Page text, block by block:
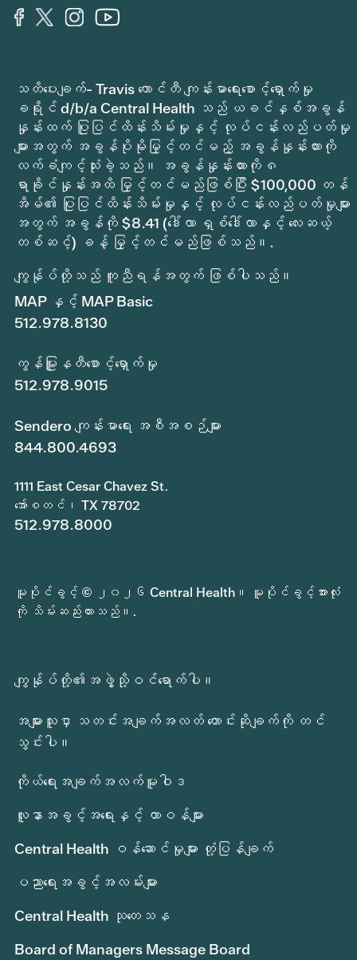
သတိပေးချက်- Travis ကောင်တီ ကျန်းမာရေးစောင့်ရှောက်မှု
ခရိုင် d/b/a Central Health သည် ယခင်နှစ်အခွန်
နှုန်းထက် ပြုပြင်ထိန်းသိမ်းမှုနှင့် လုပ်ငန်းလည်ပတ်မှု
များအတွက် အခွန်ပိုမိုမြှင့်တင်မည့် အခွန်နှုန်းထားကို
လက်ခံကျင့်သုံးခဲ့သည်။ အခွန်နှုန်းထားကို ၈
ရာခိုင်နှုန်းအထိ မြှင့်တင်မည်ဖြစ်ပြီး $100,000 တန်
အိမ်၏ ပြုပြင်ထိန်းသိမ်းမှုနှင့် လုပ်ငန်းလည်ပတ်မှုများ
အတွက် အခွန်ကို $8.41 (ဒေါ်လာ ရှစ်ဒေါ်လာနှင့် လေးဆယ့်
တစ်ဆင့်) ခန့် မြှင့်တင်မည်ဖြစ်သည်။.
ကျွန်ုပ်တို့သည် ကူညီရန်အတွက် ဖြစ်ပါသည်။
MAP နှင့် MAP Basic
512.978.8130
ကွန်မြူနတီစောင့်ရှောက်မှု
512.978.9015
Sendero ကျန်းမာရေး အစီအစဉ်များ
844.800.4693
1111 East Cesar Chavez St.
အော်စတင်၊ TX 78702
512.978.8000
မူပိုင်ခွင့် © ၂၀၂၆ Central Health။ မူပိုင်ခွင့်အားလုံး
ကို သိမ်းဆည်းထားသည်။.
ကျွန်ုပ်တို့၏အဖွဲ့သို့ဝင်ရောက်ပါ။
အများသူငှာ သတင်းအချက်အလတ် တောင်းဆိုချက်ကို တင်
သွင်းပါ။
ကိုယ်ရေးအချက်အလက်မူဝါဒ
လူနာအခွင့်အရေးနှင့် တာဝန်များ
Central Health ဝန်ဆောင်မှုများ တုံ့ပြန်ချက်
ပညာရေးအခွင့်အလမ်းများ
Central Health သုတေသန
Board of Managers Message Board